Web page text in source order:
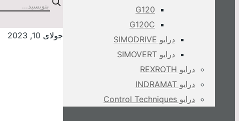
G120
G120C
درایو SIMODRIVE
درایو SIMOVERT
درایو REXROTH
درایو INDRAMAT
درایو Control Techniques
جولای 10, 2023